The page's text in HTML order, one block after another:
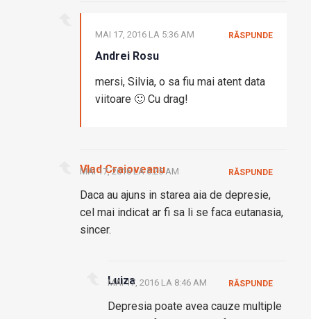
Andrei Rosu
MAI 17, 2016 LA 5:36 AM
mersi, Silvia, o sa fiu mai atent data
viitoare 🙂 Cu drag!
RĂSPUNDE
Vlad Craioveanu
MAI 17, 2016 LA 6:25 AM
Daca au ajuns in starea aia de depresie,
cel mai indicat ar fi sa li se faca eutanasia,
sincer.
RĂSPUNDE
Luiza
MAI 17, 2016 LA 8:46 AM
Depresia poate avea cauze multiple
RĂSPUNDE